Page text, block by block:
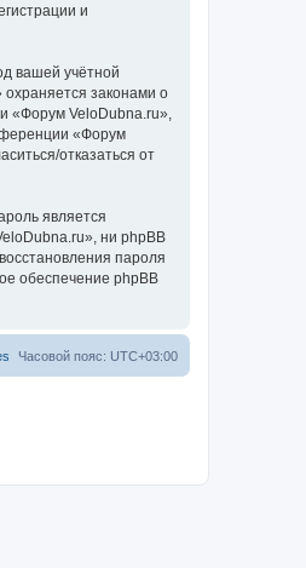
и
вашей учётной
законами о
«Форум VeloDubna.ru»,
«Форум
отказаться от
является
ни phpBB
пароля
обеспечение phpBB
Часовой пояс: UTC+03:00